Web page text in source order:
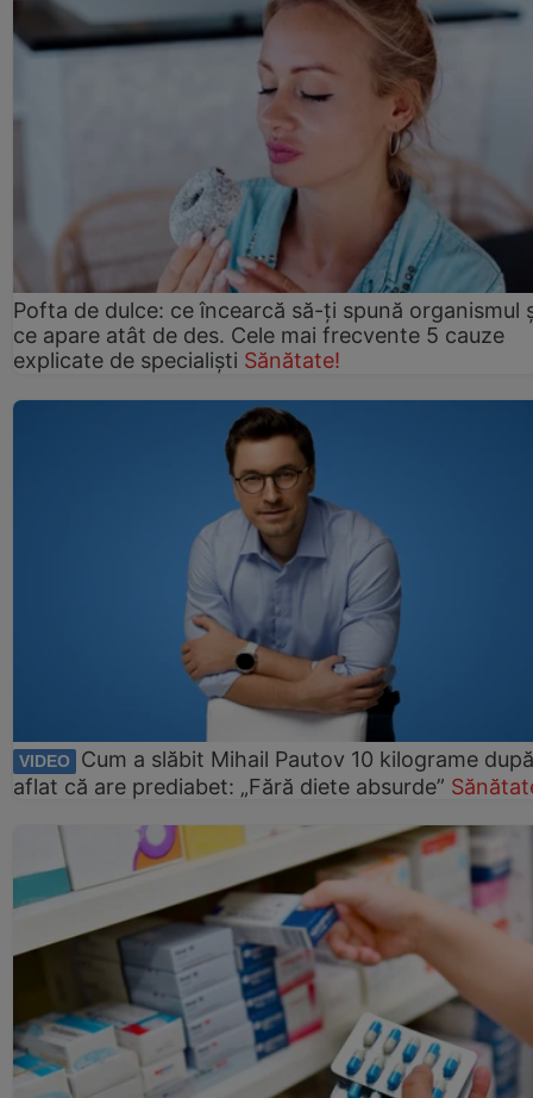
Pofta de dulce: ce încearcă să-ți spună organismul
ce apare atât de des. Cele mai frecvente 5 cauze
explicate de specialiști Sănătate!
VIDEO
Cum a slăbit Mihail Pautov 10 kilograme
aflat că are prediabet: „Fără diete absurde”